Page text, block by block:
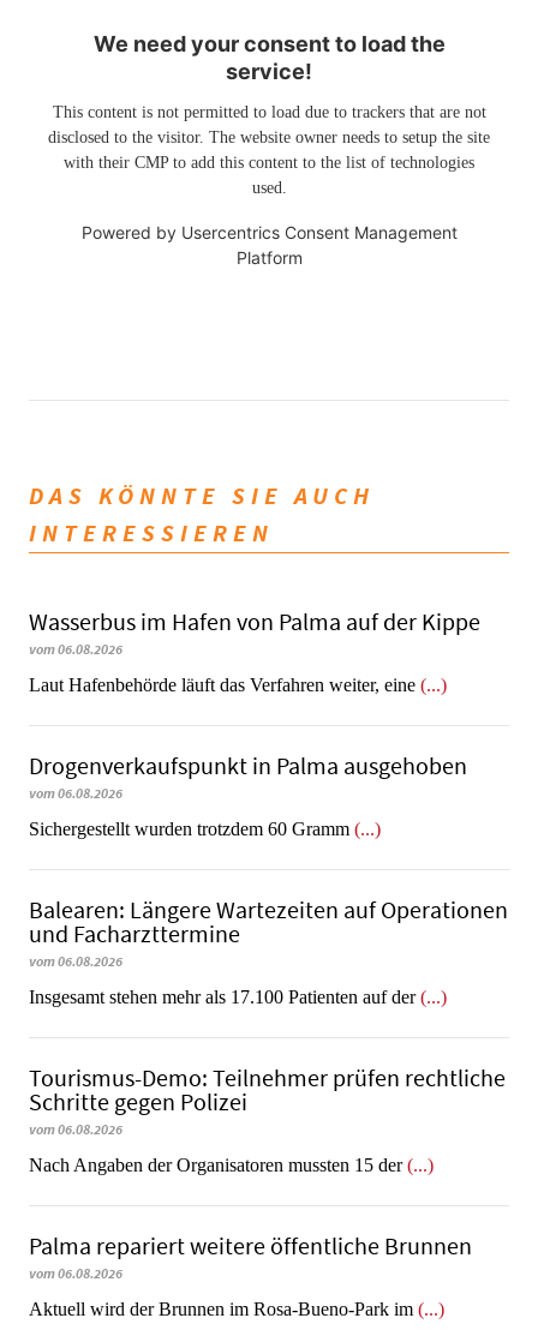
We need your consent to load the
service!
This content is not permitted to load due to trackers that are not
disclosed to the visitor. The website owner needs to setup the site
with their CMP to add this content to the list of technologies
used.
Powered by Usercentrics Consent Management
Platform
DAS KÖNNTE SIE AUCH
INTERESSIEREN
Wasserbus im Hafen von Palma auf der Kippe
vom 06.08.2026
Laut Hafenbehörde läuft das Verfahren weiter, eine (...)
Dro­gen­ver­kaufs­punkt in Palma ausgehoben
vom 06.08.2026
​​​​​​​Sichergestellt wurden trotzdem 60 Gramm (...)
Balearen: Längere Wartezeiten auf Operationen
und Facharzttermine
vom 06.08.2026
Insgesamt stehen mehr als 17.100 Patienten auf der(...)
Tourismus-Demo: Teilnehmer prüfen rechtliche
Schritte gegen Polizei
vom 06.08.2026
Nach Angaben der Organisatoren mussten 15 der(...)
Palma repariert weitere öffentliche Brunnen
vom 06.08.2026
Aktuell wird der Brunnen im Rosa-Bueno-Park im (...)